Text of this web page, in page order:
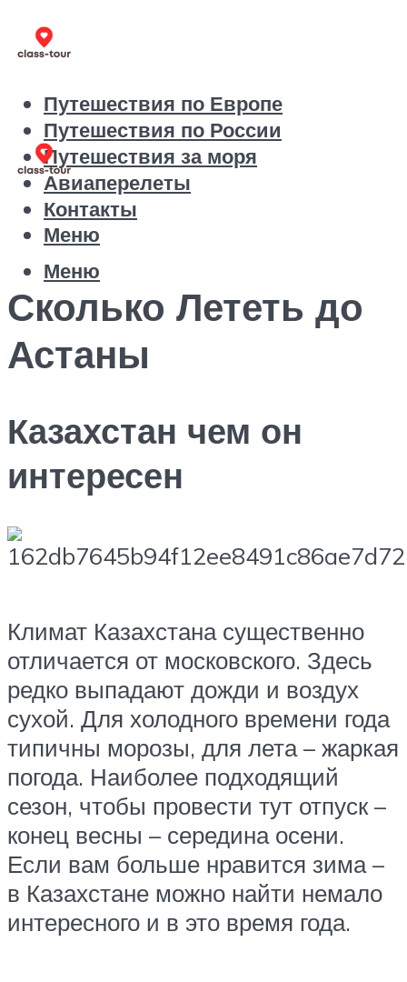
Путешествия по Европе
Путешествия по России
Путешествия за моря
Авиаперелеты
Контакты
Меню
Меню
Сколько Лететь до
Астаны
Казахстан чем он
интересен
Климат Казахстана существенно
отличается от московского. Здесь
редко выпадают дожди и воздух
сухой. Для холодного времени года
типичны морозы, для лета – жаркая
погода. Наиболее подходящий
сезон, чтобы провести тут отпуск –
конец весны – середина осени.
Если вам больше нравится зима –
в Казахстане можно найти немало
интересного и в это время года.